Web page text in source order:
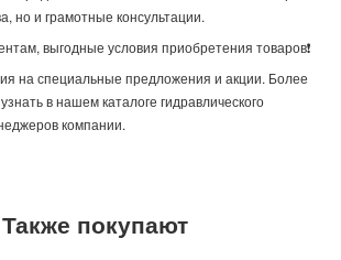
но и грамотные консультации.
выгодные условия приобретения товаров❗
на специальные предложения и акции. Более
в нашем каталоге гидравлического
компании.
Также покупают